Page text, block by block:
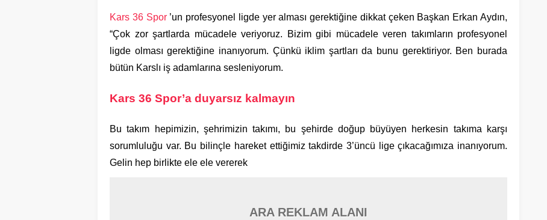
Kars 36 Spor’un profesyonel ligde yer alması gerektiğine dikkat çeken Başkan Erkan Aydın,
“Çok zor şartlarda mücadele veriyoruz. Bizim gibi mücadele veren takımların profesyonel
ligde olması gerektiğine inanıyorum. Çünkü iklim şartları da bunu gerektiriyor. Ben burada
bütün Karslı iş adamlarına sesleniyorum.
Kars 36 Spor’a duyarsız kalmayın
Bu takım hepimizin, şehrimizin takımı, bu şehirde doğup büyüyen herkesin takıma karşı
sorumluluğu var. Bu bilinçle hareket ettiğimiz takdirde 3’üncü lige çıkacağımıza inanıyorum.
Gelin hep birlikte ele ele vererek
ARA REKLAM ALANI